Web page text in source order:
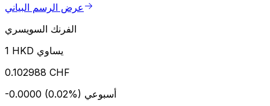
عرض الرسم البياني
الفرنك السويسري
1 HKD يساوي
0.102988 CHF
-0.0000 (0.02%) أسبوعي